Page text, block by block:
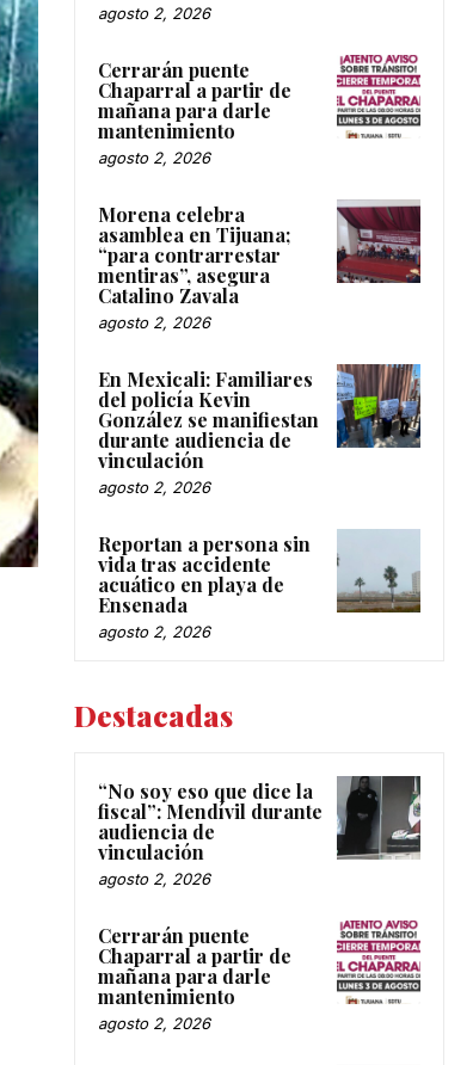
agosto 2, 2026
Cerrarán puente
Chaparral a partir de
mañana para darle
mantenimiento
agosto 2, 2026
Morena celebra
asamblea en Tijuana;
“para contrarrestar
mentiras”, asegura
Catalino Zavala
agosto 2, 2026
En Mexicali: Familiares
del policía Kevin
González se manifiestan
durante audiencia de
vinculación
agosto 2, 2026
Reportan a persona sin
vida tras accidente
acuático en playa de
Ensenada
agosto 2, 2026
Destacadas
“No soy eso que dice la
fiscal”: Mendívil durante
audiencia de
vinculación
agosto 2, 2026
Cerrarán puente
Chaparral a partir de
mañana para darle
mantenimiento
agosto 2, 2026